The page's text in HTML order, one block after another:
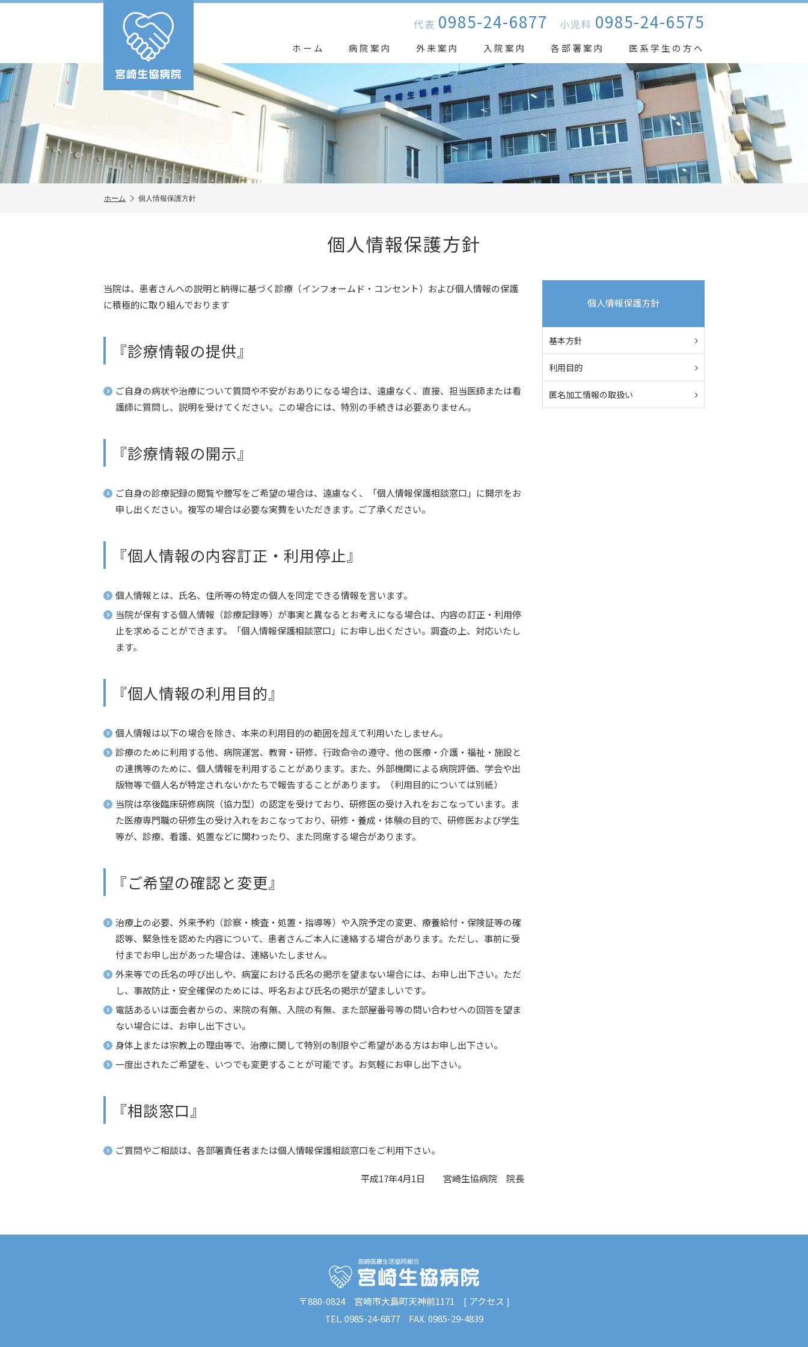
代表 0985-24-6877 小児科 0985-24-6575
ホーム 病院案内 外来案内 入院案内 各部署案内 医系学生の方へ
ホーム 個人情報保護方針
個人情報保護方針
当院は、患者さんへの説明と納得に基づく診療（インフォームド・コンセント）および個人情報の保護
に積極的に取り組んでおります
『診療情報の提供』
ご自身の病状や治療について質問や不安がおありになる場合は、遠慮なく、直接、担当医師または看
護師に質問し、説明を受けてください。この場合には、特別の手続きは必要ありません。
『診療情報の開示』
ご自身の診療記録の閲覧や謄写をご希望の場合は、遠慮なく、「個人情報保護相談窓口」に開示をお
申し出ください。複写の場合は必要な実費をいただきます。ご了承ください。
『個人情報の内容訂正・利用停止』
個人情報とは、氏名、住所等の特定の個人を同定できる情報を言います。
当院が保有する個人情報（診療記録等）が事実と異なるとお考えになる場合は、内容の訂正・利用停
止を求めることができます。「個人情報保護相談窓口」にお申し出ください。調査の上、対応いたし
ます。
『個人情報の利用目的』
個人情報は以下の場合を除き、本来の利用目的の範囲を超えて利用いたしません。
診療のために利用する他、病院運営、教育・研修、行政命令の遵守、他の医療・介護・福祉・施設と
の連携等のために、個人情報を利用することがあります。また、外部機関による病院評価、学会や出
版物等で個人名が特定されないかたちで報告することがあります。（利用目的については別紙）
当院は卒後臨床研修病院（協力型）の認定を受けており、研修医の受け入れをおこなっています。ま
た医療専門職の研修生の受け入れをおこなっており、研修・養成・体験の目的で、研修医および学生
等が、診療、看護、処置などに関わったり、また同席する場合があります。
『ご希望の確認と変更』
治療上の必要、外来予約（診察・検査・処置・指導等）や入院予定の変更、療養給付・保険証等の確
認等、緊急性を認めた内容について、患者さんご本人に連絡する場合があります。ただし、事前に受
付までお申し出があった場合は、連絡いたしません。
外来等での氏名の呼び出しや、病室における氏名の掲示を望まない場合には、お申し出下さい。ただ
し、事故防止・安全確保のためには、呼名および氏名の掲示が望ましいです。
電話あるいは面会者からの、来院の有無、入院の有無、また部屋番号等の問い合わせへの回答を望ま
ない場合には、お申し出下さい。
身体上または宗教上の理由等で、治療に関して特別の制限やご希望がある方はお申し出下さい。
一度出されたご希望を、いつでも変更することが可能です。お気軽にお申し出下さい。
『相談窓口』
ご質問やご相談は、各部署責任者または個人情報保護相談窓口をご利用下さい。
平成17年4月1日 宮崎生協病院 院長
個人情報保護方針
基本方針
利用目的
匿名加工情報の取扱い
〒880-0824 宮崎市大島町天神前1171 [ アクセス ]
TEL.0985-24-6877 FAX. 0985-29-4839